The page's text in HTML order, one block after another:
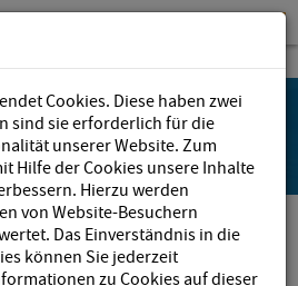
Suite bietet nicht
von einer BPM Software
Cookies. Diese haben zwei
sind sie erforderlich für die
unserer Website. Zum
Hilfe der Cookies unsere Inhalte
Hierzu werden
von Website-Besuchern
Das Einverständnis in die
können Sie jederzeit
zu Cookies auf dieser